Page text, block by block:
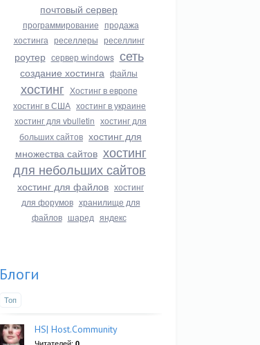
почтовый сервер
программирование продажа
хостинга реселлеры реселлинг
роутер сервер windows сеть
создание хостинга файлы
хостинг Хостинг в европе
хостинг в США хостинг в украине
хостинг для vbulletin хостинг для
больших сайтов хостинг для
множества сайтов хостинг
для небольших сайтов
хостинг для файлов хостинг
для форумов хранилище для
файлов шаред яндекс
Блоги
Топ
HS| Host.Community